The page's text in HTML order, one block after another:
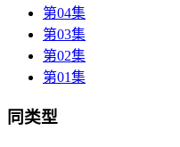
第04集
第03集
第02集
第01集
同类型